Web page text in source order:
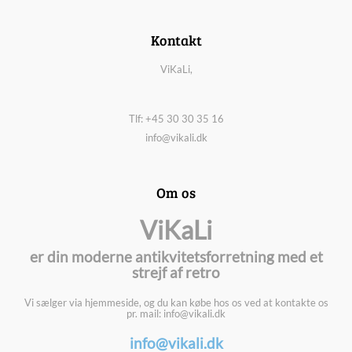
Kontakt
ViKaLi,
Tlf: +45 30 30 35 16
info@vikali.dk
Om os
ViKaLi
er din moderne antikvitetsforretning med et
strejf af retro
Vi sælger via hjemmeside, og du kan købe hos os ved at kontakte os
pr. mail: info@vikali.dk
info@vikali.dk